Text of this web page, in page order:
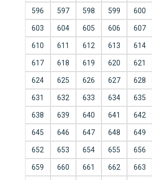
596 597 598 599 600
603 604 605 606 607
610 611 612 613 614
617 618 619 620 621
624 625 626 627 628
631 632 633 634 635
638 639 640 641 642
645 646 647 648 649
652 653 654 655 656
659 660 661 662 663